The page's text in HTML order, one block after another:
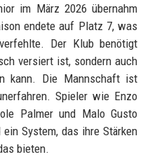
im März 2026 übernahm
endete auf Platz 7, was
Der Klub benötigt
versiert ist, sondern auch
kann. Die Mannschaft ist
Spieler wie Enzo
Palmer und Malo Gusto
System, das ihre Stärken
bieten.